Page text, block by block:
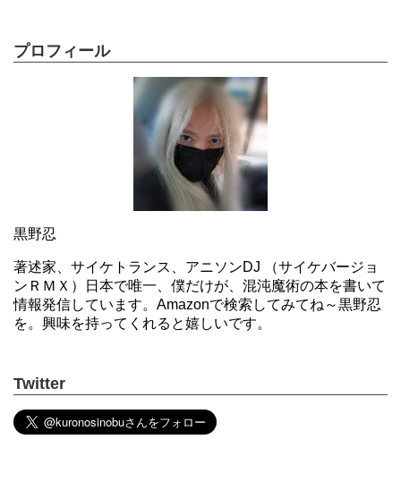
プロフィール
黒野忍
著述家、サイケトランス、アニソンDJ （サイケバージョ
ンＲＭＸ）日本で唯一、僕だけが、混沌魔術の本を書いて
情報発信しています。Amazonで検索してみてね～黒野忍
を。興味を持ってくれると嬉しいです。
Twitter